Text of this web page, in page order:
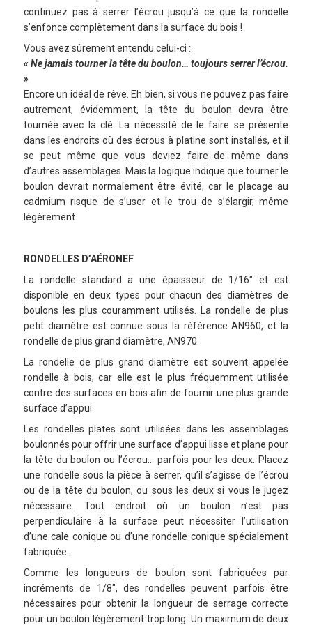
continuez pas à serrer l’écrou jusqu’à ce que la rondelle
s’enfonce complètement dans la surface du bois !
Vous avez sûrement entendu celui-ci :
« Ne jamais tourner la tête du boulon… toujours serrer l’écrou.
»
Encore un idéal de rêve. Eh bien, si vous ne pouvez pas faire
autrement, évidemment, la tête du boulon devra être
tournée avec la clé. La nécessité de le faire se présente
dans les endroits où des écrous à platine sont installés, et il
se peut même que vous deviez faire de même dans
d’autres assemblages. Mais la logique indique que tourner le
boulon devrait normalement être évité, car le placage au
cadmium risque de s’user et le trou de s’élargir, même
légèrement.
RONDELLES D’AÉRONEF
La rondelle standard a une épaisseur de 1/16″ et est
disponible en deux types pour chacun des diamètres de
boulons les plus couramment utilisés. La rondelle de plus
petit diamètre est connue sous la référence AN960, et la
rondelle de plus grand diamètre, AN970.
La rondelle de plus grand diamètre est souvent appelée
rondelle à bois, car elle est le plus fréquemment utilisée
contre des surfaces en bois afin de fournir une plus grande
surface d’appui.
Les rondelles plates sont utilisées dans les assemblages
boulonnés pour offrir une surface d’appui lisse et plane pour
la tête du boulon ou l’écrou… parfois pour les deux. Placez
une rondelle sous la pièce à serrer, qu’il s’agisse de l’écrou
ou de la tête du boulon, ou sous les deux si vous le jugez
nécessaire. Tout endroit où un boulon n’est pas
perpendiculaire à la surface peut nécessiter l’utilisation
d’une cale conique ou d’une rondelle conique spécialement
fabriquée.
Comme les longueurs de boulon sont fabriquées par
incréments de 1/8″, des rondelles peuvent parfois être
nécessaires pour obtenir la longueur de serrage correcte
pour un boulon légèrement trop long. Un maximum de deux